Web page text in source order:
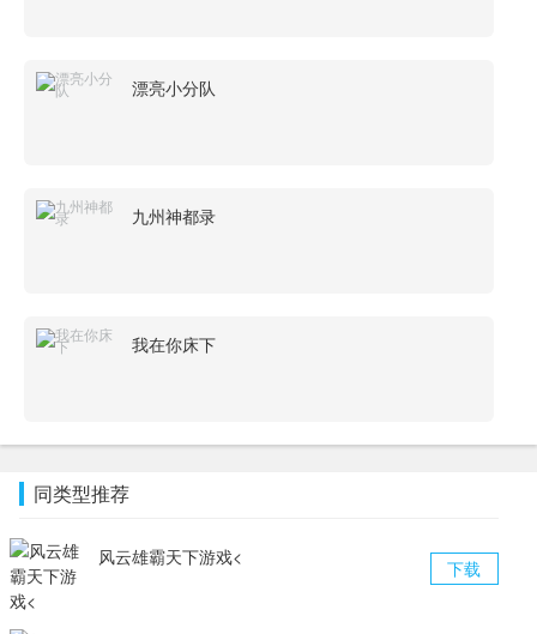
漂亮小分队
九州神都录
我在你床下
同类型推荐
下载
风云雄霸天下游戏<